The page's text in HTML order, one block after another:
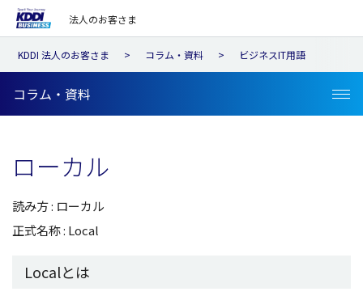
法人のお客さま
KDDI 法人のお客さま コラム・資料 ビジネスIT用語
コラム・資料
ローカル
読み方 : ローカル
正式名称 : Local
Localとは